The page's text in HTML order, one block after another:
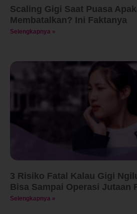
Scaling Gigi Saat Puasa
Membatalkan? Ini Faktanya
Selengkapnya »
3 Risiko Fatal Kalau Gigi
Bisa Sampai Operasi Jutaan
Selengkapnya »